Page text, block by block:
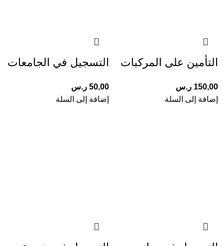
التأمين على المركبات
150,00 ر.س
إضافة إلى السلة
التسجيل في الجامعات
50,00 ر.س
إضافة إلى السلة